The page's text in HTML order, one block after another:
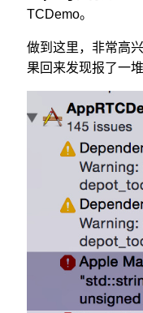
TCDemo。
做到这里，非常高
果回来发现报了一